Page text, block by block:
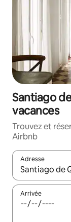
Santiago
vacances
Trouvez et
Airbnb
Adresse
Lorsque les
Arrivée